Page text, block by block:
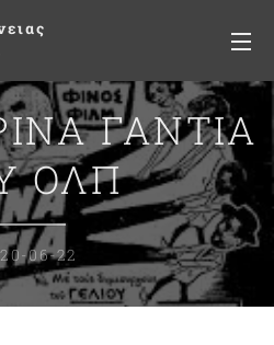
ΓΑΝΤΙΑ
ΟΛΠ
06-22